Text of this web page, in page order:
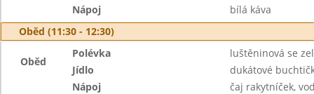
Nápoj
bílá káva
Oběd (11:30 - 12:30)
Oběd
Polévka
luštěninová se
Jídlo
dukátové
Nápoj
čaj rakytníček,